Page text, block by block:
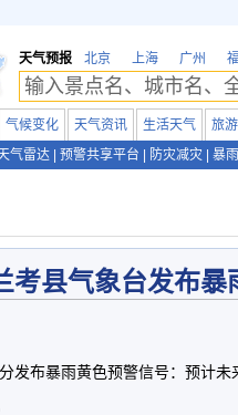
天气预报 北京 上海 广州
气候变化 天气资讯 生活天气 旅
气雷达 预警共享平台 防灾减灾 暴雨
考县气象台发布暴
发布暴雨黄色预警信号：预计